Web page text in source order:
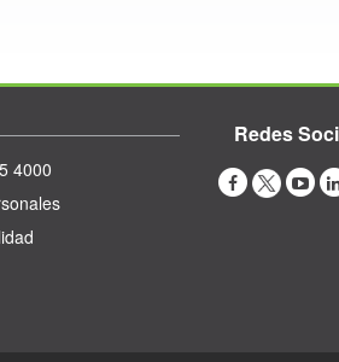
4000
Redes